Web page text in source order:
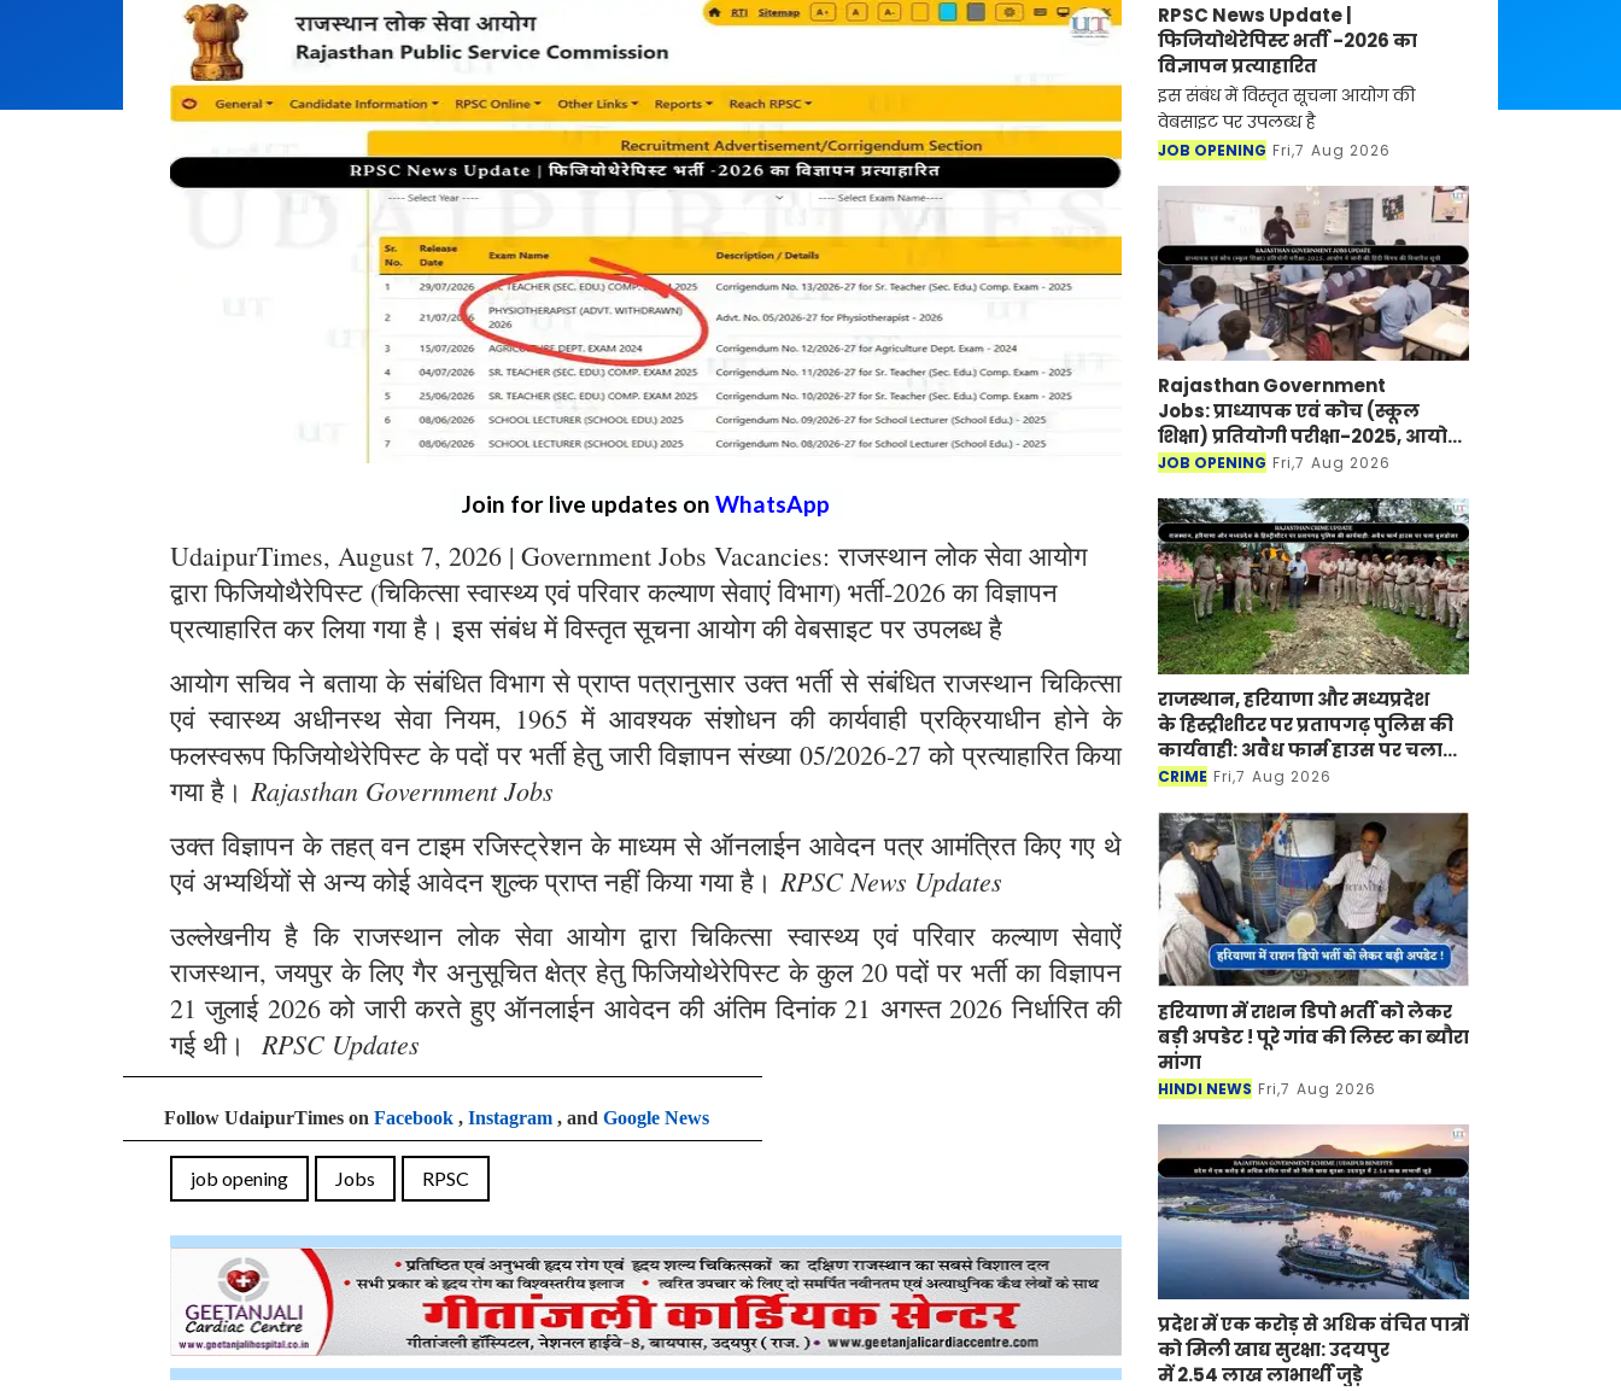
Join for live updates on WhatsApp
UdaipurTimes, August 7, 2026 | Government Jobs Vacancies: राजस्थान लोक सेवा आयोग
द्वारा फिजियोथैरेपिस्ट (चिकित्सा स्वास्थ्य एवं परिवार कल्याण सेवाएं विभाग) भर्ती-2026 का विज्ञापन
प्रत्याहारित कर लिया गया है। इस संबंध में विस्तृत सूचना आयोग की वेबसाइट पर उपलब्ध है
आयोग सचिव ने बताया के संबंधित विभाग से प्राप्त पत्रानुसार उक्त भर्ती से संबंधित राजस्थान चिकित्सा
एवं स्वास्थ्य अधीनस्थ सेवा नियम, 1965 में आवश्यक संशोधन की कार्यवाही प्रक्रियाधीन होने के
फलस्वरूप फिजियोथेरेपिस्ट के पदों पर भर्ती हेतु जारी विज्ञापन संख्या 05/2026-27 को प्रत्याहारित किया
गया है। Rajasthan Government Jobs
उक्त विज्ञापन के तहत् वन टाइम रजिस्ट्रेशन के माध्यम से ऑनलाईन आवेदन पत्र आमंत्रित किए गए थे
एवं अभ्यर्थियों से अन्य कोई आवेदन शुल्क प्राप्त नहीं किया गया है। RPSC News Updates
उल्लेखनीय है कि राजस्थान लोक सेवा आयोग द्वारा चिकित्सा स्वास्थ्य एवं परिवार कल्याण सेवाऐं
राजस्थान, जयपुर के लिए गैर अनुसूचित क्षेत्र हेतु फिजियोथेरेपिस्ट के कुल 20 पदों पर भर्ती का विज्ञापन
21 जुलाई 2026 को जारी करते हुए ऑनलाईन आवेदन की अंतिम दिनांक 21 अगस्त 2026 निर्धारित की
गई थी। RPSC Updates
Follow UdaipurTimes on Facebook , Instagram , and Google News
job opening Jobs RPSC
RPSC News Update |
फिजियोथेरेपिस्ट भर्ती -2026 का
विज्ञापन प्रत्याहारित
इस संबंध में विस्तृत सूचना आयोग की
वेबसाइट पर उपलब्ध है
JOB OPENING Fri,7 Aug 2026
Rajasthan Government
Jobs: प्राध्यापक एवं कोच (स्कूल
शिक्षा) प्रतियोगी परीक्षा-2025, आयोग
ने जारी की हिंदी विषय की विचारित
JOB OPENING Fri,7 Aug 2026
राजस्थान, हरियाणा और मध्यप्रदेश
के हिस्ट्रीशीटर पर प्रतापगढ़ पुलिस की
कार्यवाही: अवैध फार्म हाउस पर चला
बुलडोजर
CRIME Fri,7 Aug 2026
हरियाणा में राशन डिपो भर्ती को लेकर
बड़ी अपडेट ! पूरे गांव की लिस्ट का ब्यौरा
मांगा
HINDI NEWS Fri,7 Aug 2026
प्रदेश में एक करोड़ से अधिक वंचित पात्रों
को मिली खाद्य सुरक्षा: उदयपुर
में 2.54 लाख लाभार्थी जुड़े